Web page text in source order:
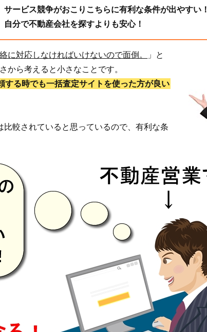
ービス競争がおこりこちらに有利な条件が出やすい！
分で不動産会社を探すよりも安心！
に対応しなければいけないので面倒。
」と
から考えると小さなことです。
する時でも一括査定サイトを使った方が良い
較されていると思っているので、有利な条